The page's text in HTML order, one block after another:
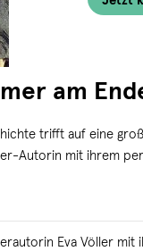
am
trifft auf eine
Autorin mit ihrem
Eva Völler mit